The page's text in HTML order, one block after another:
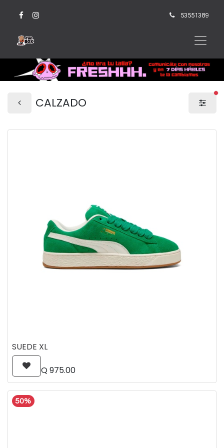
53551389
CALZADO
SUEDE XL
Q975.00
50%